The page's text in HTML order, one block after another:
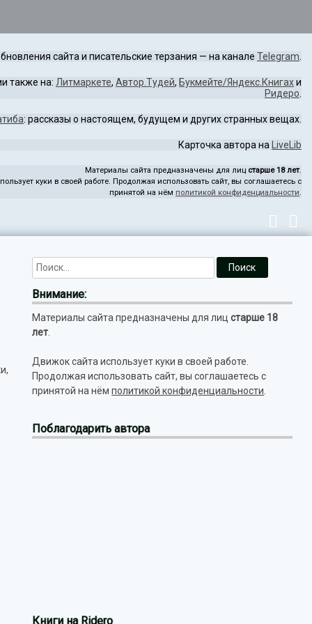
сайта и писательские терзания — на канале Telegram
также на: Литмаркете, Автор.Тудей, Букмейте/Яндекс.Книгахи
Ридеро
: рассказы о настоящем, будущем и других странных вещах.
Карточка автора на LiveLib
Материалы сайта предназначены для лиц старше 18 лет.
куки в своей работе. Продолжая использовать сайт, вы соглашаетесь с
принятой на нём политикой конфиденциальности.
Внимание:
Материалы сайта предназначены для лицстарше 18
лет
Движок сайта использует куки в своей работе.
Продолжая использовать сайт, вы соглашаетесь с
принятой на нёмполитикой конфиденциальности
Поблагодарить автора
Книги на Ridero